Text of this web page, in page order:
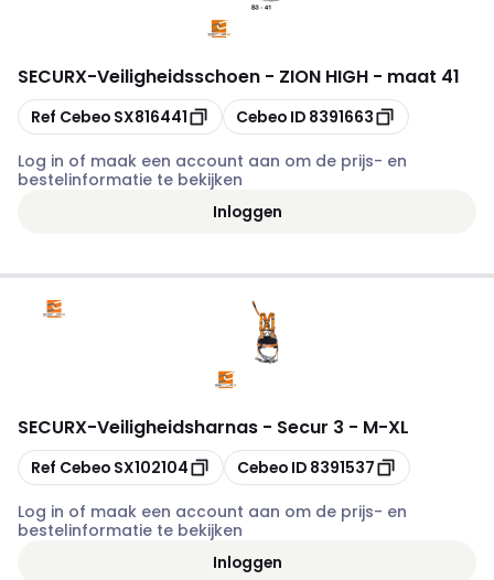
SECURX-Veiligheidsschoen - ZION HIGH - maat 41
Kopiëren
Ref Cebeo SX816441 Kopiëren
Cebeo ID 8391663
Log in of maak een account aan om de prijs- en
bestelinformatie te bekijken
Inloggen
SECURX-Veiligheidsharnas - Secur 3 - M-XL
Kopiëren
Ref Cebeo SX102104 Kopiëren
Cebeo ID 8391537
Log in of maak een account aan om de prijs- en
bestelinformatie te bekijken
Inloggen